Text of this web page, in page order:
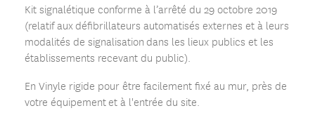
Kit signalétique conforme à l’arrêté du 29 octobre 2019
(relatif aux défibrillateurs automatisés externes et à leurs
modalités de signalisation dans les lieux publics et les
établissements recevant du public).
En Vinyle rigide pour être facilement fixé au mur, près de
votre équipement et à l'entrée du site.